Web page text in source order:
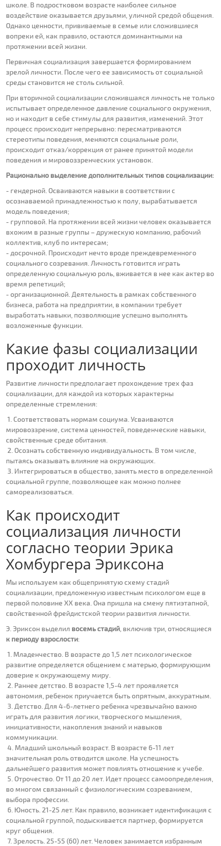
школе. В подростковом возрасте наиболее сильное
воздействие оказывается друзьями, уличной средой общения.
Однако ценности, прививаемые в семье или сложившиеся
вопреки ей, как правило, остаются доминантными на
протяжении всей жизни.
Первичная социализация завершается формированием
зрелой личности. После чего ее зависимость от социальной
среды становится не столь сильной.
При вторичной социализации сложившаяся личность не только
испытывает определенное давление социального окружения,
но и находит в себе стимулы для развития, изменений. Этот
процесс происходит непрерывно: пересматриваются
стереотипы поведения, меняются социальные роли,
происходит отказ/коррекция от ранее принятой модели
поведения и мировоззренческих установок.
Рационально выделение дополнительных типов социализации:
- гендерной. Осваиваются навыки в соответствии с
осознаваемой принадлежностью к полу, вырабатывается
модель поведения;
- групповой. На протяжении всей жизни человек оказывается
вхожим в разные группы – дружескую компанию, рабочий
коллектив, клуб по интересам;
- досрочной. Происходит нечто вроде преждевременного
социального созревания. Личность готовится играть
определенную социальную роль, вживается в нее как актер во
время репетиций;
- организационной. Деятельность в рамках собственного
бизнеса, работа на предприятии, в компании требует
выработать навыки, позволяющие успешно выполнять
возложенные функции.
Какие фазы социализации
проходит личность
Развитие личности предполагает прохождение трех фаз
социализации, для каждой из которых характерны
определенные стремления:
1. Соответствовать нормам социума. Усваиваются
мировоззрение, система ценностей, поведенческие навыки,
свойственные среде обитания.
2. Осознать собственную индивидуальность. В том числе,
пытаясь оказывать влияние на окружающих.
3. Интегрироваться в общество, занять место в определенной
социальной группе, позволяющее как можно полнее
самореализоваться.
Как происходит
социализация личности
согласно теории Эрика
Хомбургера Эриксона
Мы используем как общепринятую схему стадий
социализации, предложенную известным психологом еще в
первой половине ХХ века. Она пришла на смену пятиэтапной,
свойственной фрейдистской теории развития личности.
Э. Эриксон выделил восемь стадий , включив три, относящиеся
к периоду взрослости:
1. Младенчество. В возрасте до 1,5 лет психологическое
развитие определяется общением с матерью, формирующим
доверие к окружающему миру.
2. Раннее детство. В возрасте 1,5-4 лет проявляется
автономия, ребенок приучается быть опрятным, аккуратным.
3. Детство. Для 4-6-летнего ребенка чрезвычайно важно
играть для развития логики, творческого мышления,
инициативности, накопления знаний и навыков
коммуникации.
4. Младший школьный возраст. В возрасте 6-11 лет
значительная роль отводится школе. На успешность
дальнейшего развития может повлиять отношение к учебе.
5. Отрочество. От 11 до 20 лет. Идет процесс самоопределения,
во многом связанный с физиологическим созреванием,
выбора профессии.
6. Юность. 21-25 лет. Как правило, возникает идентификация с
социальной группой, подыскивается партнер, формируется
круг общения.
7. Зрелость. 25-55 (60) лет. Человек занимается избранным